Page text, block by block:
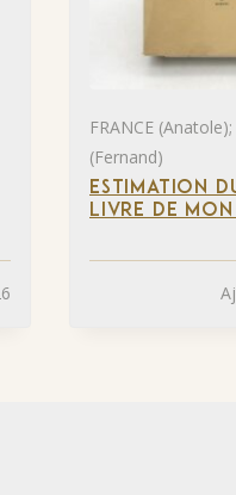
FRANCE
(Fernand)
ESTIMATION
LIVRE DE